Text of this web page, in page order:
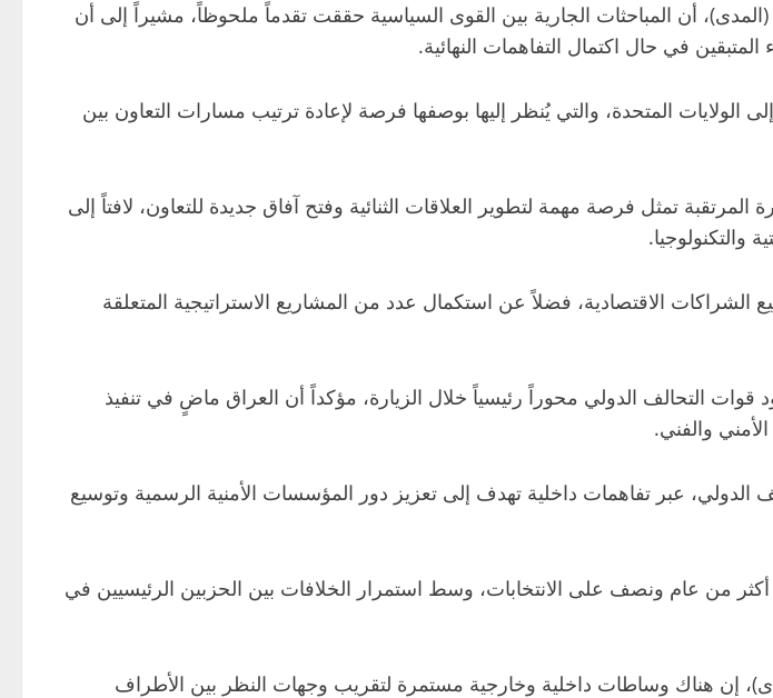
أن المباحثات الجارية بين القوى السياسية حققت تقدماً ملحوظاً، مشيراً إلى أن
في حال اكتمال التفاهمات النهائية.
الولايات المتحدة، والتي يُنظر إليها بوصفها فرصة لإعادة ترتيب مسارات التعاون بين
تمثل فرصة مهمة لتطوير العلاقات الثنائية وفتح آفاق جديدة للتعاون، لافتاً إلى
والتكنولوجيا.
الاقتصادية، فضلاً عن استكمال عدد من المشاريع الاستراتيجية المتعلقة
التحالف الدولي محوراً رئيسياً خلال الزيارة، مؤكداً أن العراق ماضٍ في تنفيذ
والفني.
عبر تفاهمات داخلية تهدف إلى تعزيز دور المؤسسات الأمنية الرسمية وتوسيع
من عام ونصف على الانتخابات، وسط استمرار الخلافات بين الحزبين الرئيسيين في
إن هناك وساطات داخلية وخارجية مستمرة لتقريب وجهات النظر بين الأطراف